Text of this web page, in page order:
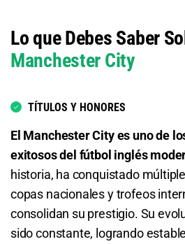
2.45 S/ 24,50
Manchester City o Empate
1.14
Manchester City o Bournemouth
1.20 S/ 12
Bournemouth o Empate
2.81 S/ 28,10
Lo que Debes Saber
Manchester City
TÍTULOS Y HONORES
El Manchester City es uno de
exitosos del fútbol inglés
historia, ha conquistado
copas nacionales y trofeos
consolidan su prestigio. Su
sido constante, logrando